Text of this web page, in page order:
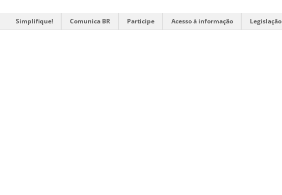
Simplifique! Comunica BR Participe Acesso à informação Legislação